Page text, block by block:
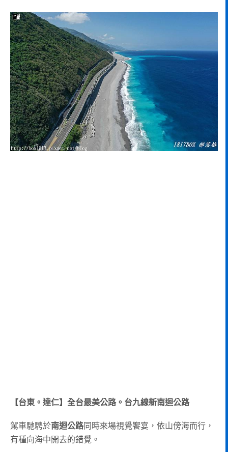
【台東。達仁】全台最美公路。台九線新南迴公路
駕車馳騁於南迴公路同時來場視覺饗宴，依山傍海而行，
有種向海中開去的錯覺。